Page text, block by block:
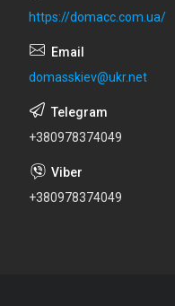
https://domacc.com.ua/
domasskiev@ukr.net
+380978374049
+380978374049